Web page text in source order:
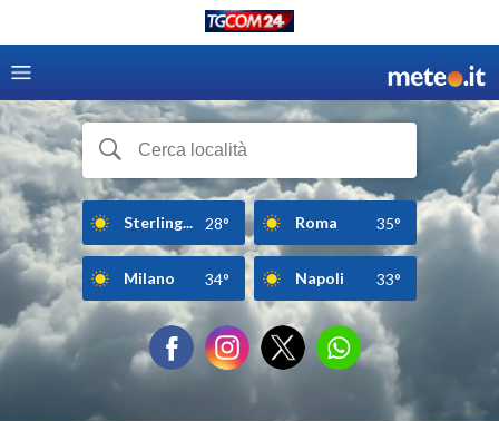
Sterling... 28° Roma 35°
Milano 34° Napoli 33°